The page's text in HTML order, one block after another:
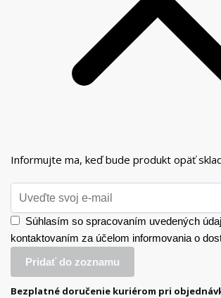
Informujte ma, keď bude produkt opäť
Súhlasím so spracovaním uvedených
kontaktovaním za účelom informovania o
Bezplatné doručenie kuriérom pri